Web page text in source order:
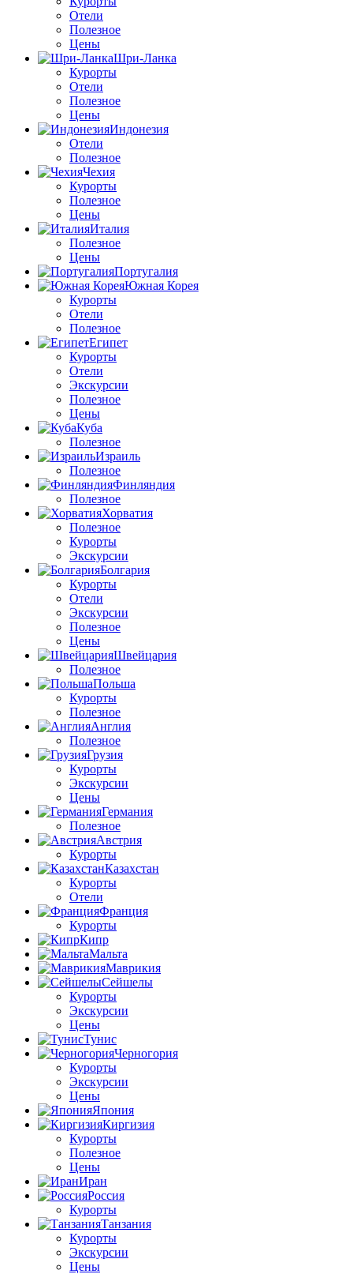
Отели
Полезное
Цены
Шри-Ланка
Курорты
Отели
Полезное
Цены
Индонезия
Отели
Полезное
Чехия
Курорты
Полезное
Цены
Италия
Полезное
Цены
Португалия
Южная Корея
Курорты
Отели
Полезное
Египет
Курорты
Отели
Экскурсии
Полезное
Цены
Куба
Полезное
Израиль
Полезное
Финляндия
Полезное
Хорватия
Полезное
Курорты
Экскурсии
Болгария
Курорты
Отели
Экскурсии
Полезное
Цены
Швейцария
Полезное
Польша
Курорты
Полезное
Англия
Полезное
Грузия
Курорты
Экскурсии
Цены
Германия
Полезное
Австрия
Курорты
Казахстан
Курорты
Отели
Франция
Курорты
Кипр
Мальта
Маврикия
Сейшелы
Курорты
Экскурсии
Цены
Тунис
Черногория
Курорты
Экскурсии
Цены
Япония
Киргизия
Курорты
Полезное
Цены
Иран
Россия
Курорты
Танзания
Курорты
Экскурсии
Цены